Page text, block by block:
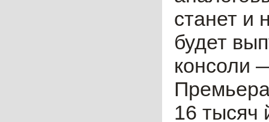
станет и
будет
консоли
16 тысяч